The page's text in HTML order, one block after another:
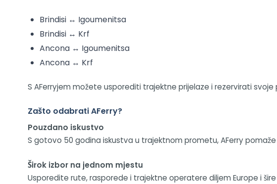
Brindisi ↔ Igoumenitsa
Brindisi ↔ Krf
Ancona ↔ Igoumenitsa
Ancona ↔ Krf
S AFerryjem možete usporediti trajektne prijelaze i rezervirati
Zašto odabrati AFerry?
Pouzdano iskustvo
S gotovo 50 godina iskustva u trajektnom prometu, AFerry
Širok izbor na jednom mjestu
Usporedite rute, rasporede i trajektne operatere diljem Europe i